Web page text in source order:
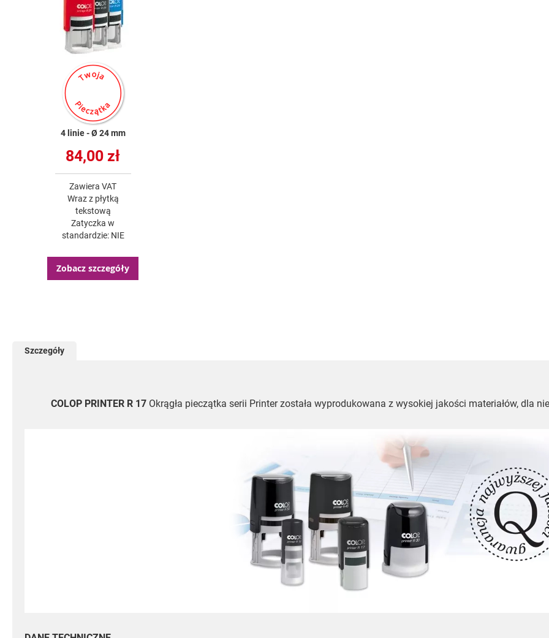
4 linie Ø 24 mm
84,00 zł
Zawiera VAT
Wraz z płytką
tekstową
Zatyczka w
standardzie: NIE
Zobacz szczegóły
Szczegóły
COLOP PRINTER R 17Okrągła pieczątka serii Printer została wyprodukowana z wysokiej jakości materiałów, dla